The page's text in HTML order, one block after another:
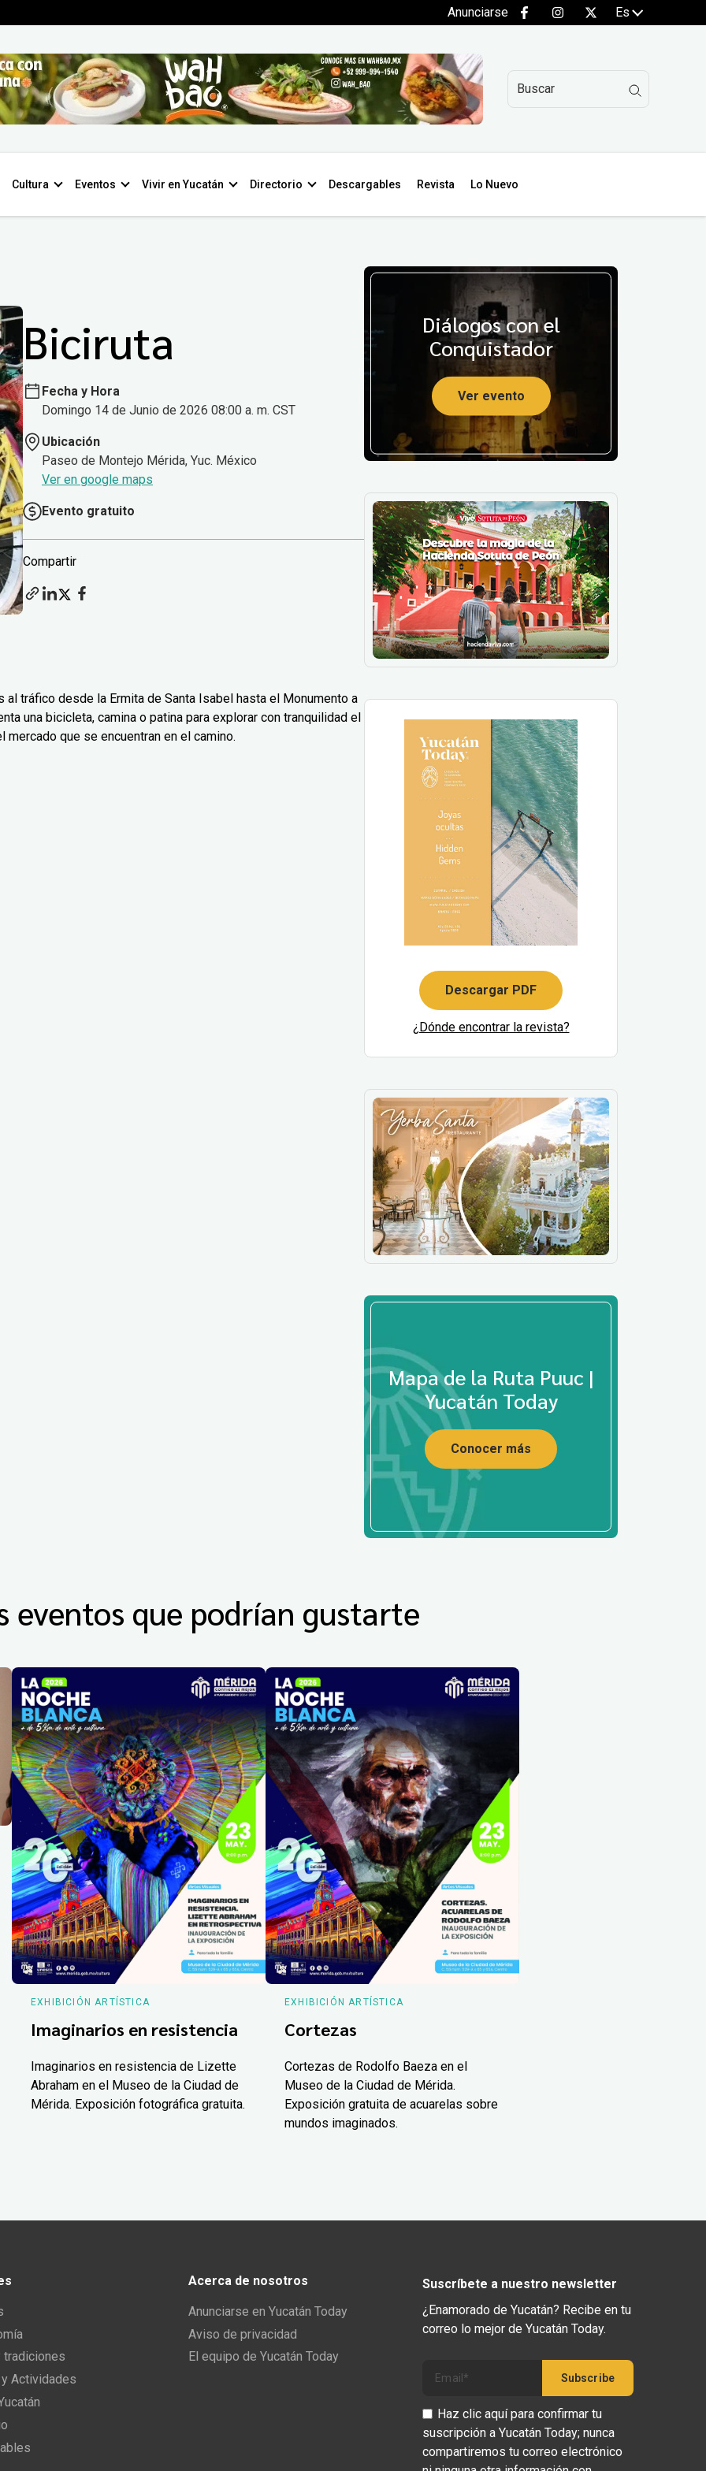
Anunciarse Es
Cultura Eventos Vivir en Yucatán Directorio Descargables Revista Lo Nuevo
Biciruta
Fecha y Hora
Domingo 14 de Junio de 2026 08:00 a. m. CST
Ubicación
Paseo de Montejo Mérida, Yuc. México
Ver en google maps
Evento gratuito
Compartir
al tráfico desde la Ermita de Santa Isabel hasta el Monumento a
una bicicleta, camina o patina para explorar con tranquilidad el
que se encuentran en el camino.
Diálogos con el
Conquistador
Ver evento
Descargar PDF
¿Dónde encontrar la revista?
Mapa de la Ruta Puuc |
Yucatán Today
Conocer más
eventos que podrían gustarte
EXHIBICIÓN ARTÍSTICA
Imaginarios en resistencia
Imaginarios en resistencia de Lizette
Abraham en el Museo de la Ciudad de
Mérida. Exposición fotográfica gratuita.
EXHIBICIÓN ARTÍSTICA
Cortezas
Cortezas de Rodolfo Baeza en el
Museo de la Ciudad de Mérida.
Exposición gratuita de acuarelas sobre
mundos imaginados.
tradiciones
Actividades
Acerca de nosotros
Anunciarse en Yucatán Today
Aviso de privacidad
El equipo de Yucatán Today
Suscríbete a nuestro newsletter
¿Enamorado de Yucatán? Recibe en tu
correo lo mejor de Yucatán Today.
Haz clic aquí para confirmar tu
suscripción a Yucatán Today; nunca
compartiremos tu correo electrónico